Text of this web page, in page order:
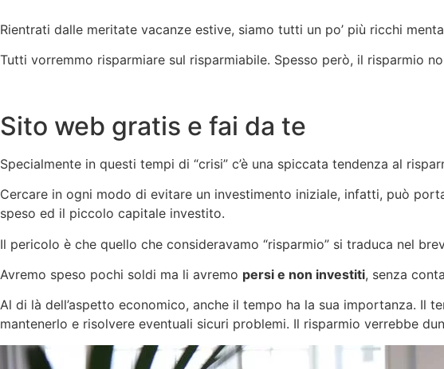
Rientrati dalle meritate vacanze estive, siamo tutti un po’ più ricchi
Tutti vorremmo risparmiare sul risparmiabile. Spesso però, il risparmio
Sito web gratis e fai da te
Specialmente in questi tempi di “crisi” c’è una spiccata tendenza al
Cercare in ogni modo di evitare un investimento iniziale, infatti, può
speso ed il piccolo capitale investito.
Il pericolo è che quello che consideravamo “risparmio” si traduca nel
Avremo speso pochi soldi ma li avremo persi e non investiti, senza
Al di là dell’aspetto economico, anche il tempo ha la sua importanza. Il
mantenerlo e risolvere eventuali sicuri problemi. Il risparmio verrebbe